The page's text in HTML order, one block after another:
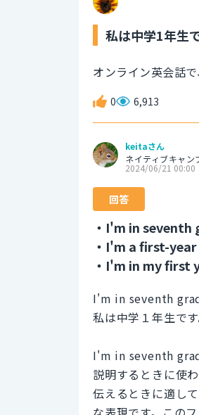
私は中学1年生
オンライン英会話
0 6,913
keitaさん
ネイティブキャン
2024/06/21 00:00
回答
・I'm in seventh
・I'm a first-
・I'm in my first
I'm in seventh
私は中学１年生です
I'm in seventh
説明するときに使
伝えるときに適し